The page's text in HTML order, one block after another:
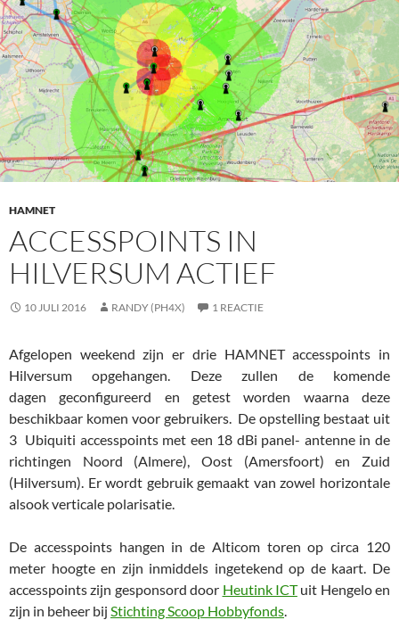
HAMNET
ACCESSPOINTS IN
HILVERSUM ACTIEF
10 JULI 2016 RANDY (PH4X) 1 REACTIE
Afgelopen weekend zijn er drie HAMNET accesspoints in
Hilversum opgehangen. Deze zullen de komende
dagen geconfigureerd en getest worden waarna deze
beschikbaar komen voor gebruikers. De opstelling bestaat uit
3 Ubiquiti accesspoints met een 18 dBi panel- antenne in de
richtingen Noord (Almere), Oost (Amersfoort) en Zuid
(Hilversum). Er wordt gebruik gemaakt van zowel horizontale
alsook verticale polarisatie.
De accesspoints hangen in de Alticom toren op circa 120
meter hoogte en zijn inmiddels ingetekend op de kaart. De
accesspoints zijn gesponsord door Heutink ICTuit Hengelo en
zijn in beheer bij Stichting Scoop Hobbyfonds.